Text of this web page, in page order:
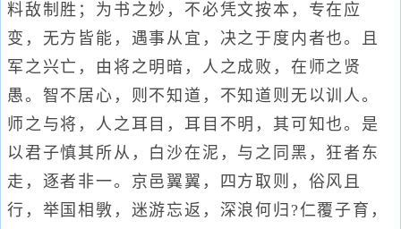
料敌制胜；为书之妙，不必凭文按本，专在应
变，无方皆能，遇事从宜，决之于度内者也。且
军之兴亡，由将之明暗，人之成败，在师之贤
愚。智不居心，则不知道，不知道则无以训人。
师之与将，人之耳目，耳目不明，其可知也。是
以君子慎其所从，白沙在泥，与之同黑，狂者东
走，逐者非一。京邑翼翼，四方取则，俗风且
行，举国相斆，迷游忘返，深浪何归?仁覆子育，